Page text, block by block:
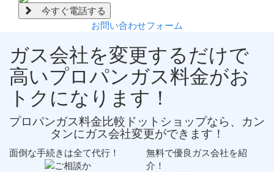
今すぐ電話する
お問い合わせフォーム
ガス会社を変更するだけで
高いプロパンガス料金がお
トクになります！
プロパンガス料金比較ドットショップなら、 カン
タンにガス会社変更ができます！
面倒な手続きは全て代行！
無料で優良ガス会社を紹
介！